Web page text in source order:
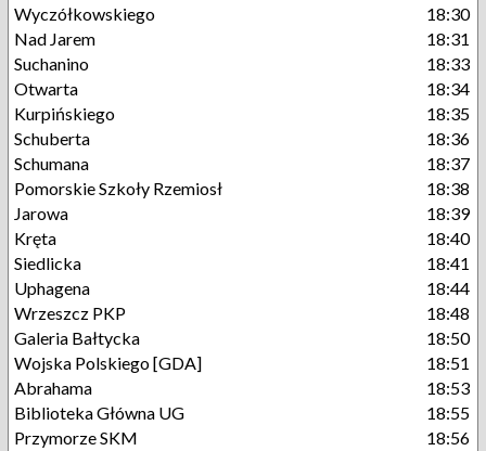
Wyczółkowskiego
18:30
Nad Jarem
18:31
Suchanino
18:33
Otwarta
18:34
Kurpińskiego
18:35
Schuberta
18:36
Schumana
18:37
Pomorskie Szkoły Rzemiosł
18:38
Jarowa
18:39
Kręta
18:40
Siedlicka
18:41
Uphagena
18:44
Wrzeszcz PKP
18:48
Galeria Bałtycka
18:50
Wojska Polskiego [GDA]
18:51
Abrahama
18:53
Biblioteka Główna UG
18:55
Przymorze SKM
18:56